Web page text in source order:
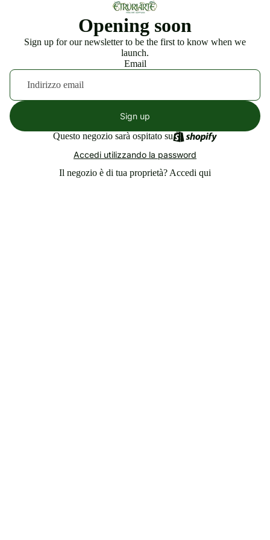
Opening soon
Sign up for our newsletter to be the first to know when we
launch.
Email
Sign up
Questo negozio sarà ospitato su
Accedi utilizzando la password
Il negozio è di tua proprietà? Accedi qui